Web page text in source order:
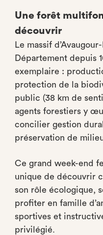
Une forêt
découvrir
Le massif
Département depuis
exemplaire :
protection de la
public (38 km de
agents forestiers y
concilier gestion
préservation de
Ce grand week-end
unique de découvrir
son rôle écologique,
profiter en famille
sportives et
privilégié.